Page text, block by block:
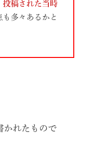
投稿された当時
も多々あるかと
かれたもので